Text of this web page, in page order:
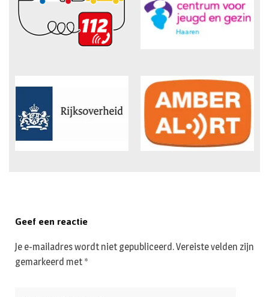
Geef een reactie
Je e-mailadres wordt niet gepubliceerd.Vereiste velden zijn
gemarkeerd met *